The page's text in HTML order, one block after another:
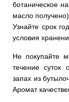
ботаническое
масло
Узнайте срок
условия
Не покупайте
течение суток
запах из
Аромат